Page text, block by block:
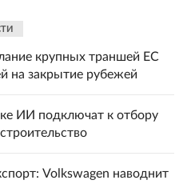
крупных траншей ЕС
на закрытие рубежей
ИИ подключат к отбору
Volkswagen наводнит